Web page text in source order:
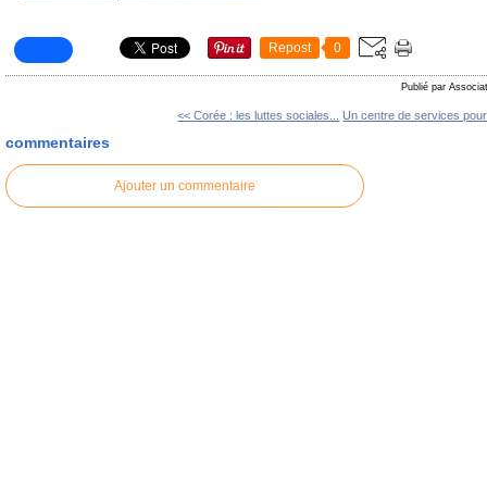
Repost 0
Publié par
<< Corée : les luttes sociales... Un centre de services
commentaires
Ajouter un commentaire